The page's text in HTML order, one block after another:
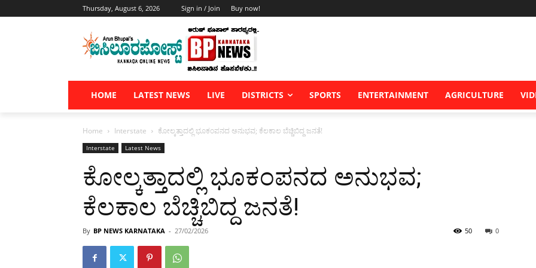
Thursday, August 6, 2026 Sign in / Join Buy now!
HOME LATEST NEWS LIVE DISTRICTS SPORTS ENTERTAINMENT AGRICULTURE
Home Interstate ಕೋಲ್ಕತ್ತಾದಲ್ಲಿ ಭೂಕಂಪನದ ಅನುಭವ; ಕೆಲಕಾಲ ಬೆಚ್ಚಿಬಿದ್ದ ಜನತೆ!
Interstate Latest News
ಕೋಲ್ಕತ್ತಾದಲ್ಲಿ ಭೂಕಂಪನದ ಅನುಭವ;
ಕೆಲಕಾಲ ಬೆಚ್ಚಿಬಿದ್ದ ಜನತೆ!
By BP NEWS KARNATAKA - 27/02/2026 0
50